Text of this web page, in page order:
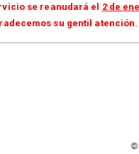
se reanudará el 2 de
su gentil atención.
©